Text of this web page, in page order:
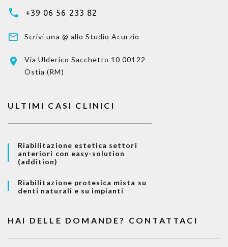
+39 06 56 233 82
Scrivi una @ allo Studio Acurzio
Via Ulderico Sacchetto 1000122
Ostia (RM)
ULTIMI CASI CLINICI
Riabilitazione estetica settori
anteriori con easy-solution
(addition)
Riabilitazione protesica mista su
denti naturali e su impianti
HAI DELLE DOMANDE? CONTATTACI